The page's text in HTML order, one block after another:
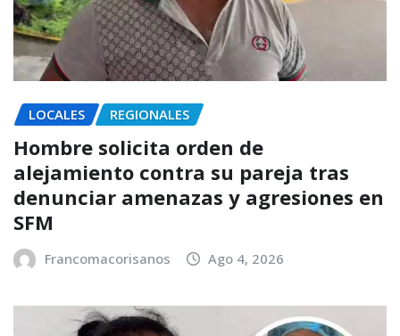
LOCALES REGIONALES
Hombre solicita orden de
alejamiento contra su pareja tras
denunciar amenazas y agresiones en
SFM
Francomacorisanos Ago 4, 2026